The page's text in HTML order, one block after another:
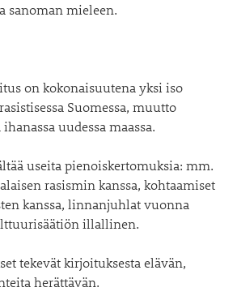
sanoman mieleen.
on kokonaisuutena yksi iso
Suomessa, muutto
uudessa maassa.
useita pienoiskertomuksia: mm.
rasismin kanssa, kohtaamiset
kanssa, linnanjuhlat vuonna
illallinen.
tekevät kirjoituksesta elävän,
herättävän.